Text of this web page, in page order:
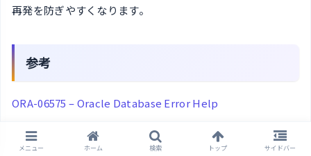
再発を防ぎやすくなります。
参考
ORA-06575 – Oracle Database Error Help
PL/SQL Subprograms – Oracle Database PL/SQL
メニュー ホーム 検索 トップ サイドバー